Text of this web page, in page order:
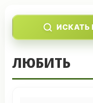
ИСКАТЬ
ЛЮБИТЬ